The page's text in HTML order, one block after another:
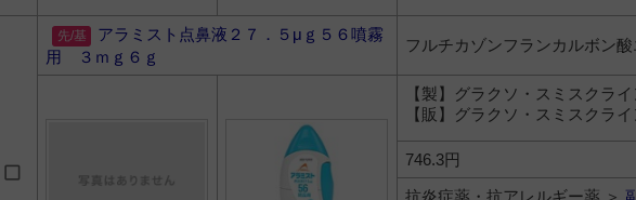
アラミスト点鼻液２７．５μｇ５６噴霧
用 ３ｍｇ６ｇ
フルチカゾンフランカルボン
【製】グラクソ・スミスクライ
【販】グラクソ・スミスクライ
746.3円